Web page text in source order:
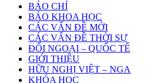
BÁO CHÍ
BÁO KHOA HỌC
CÁC VẤN ĐỀ MỚI
CÁC VẤN ĐỀ THỜI SỰ
ĐỐI NGOẠI – QUỐC TẾ
GIỚI THIỆU
HỮU NGHỊ VIỆT – NGA
KHÓA HỌC